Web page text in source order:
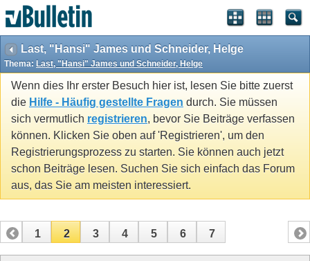
Last, "Hansi" James und Schneider, Helge
Thema: Last, "Hansi" James und Schneider, Helge
Wenn dies Ihr erster Besuch hier ist, lesen Sie bitte zuerst
die Hilfe - Häufig gestellte Fragen durch. Sie müssen
sich vermutlich registrieren, bevor Sie Beiträge verfassen
können. Klicken Sie oben auf 'Registrieren', um den
Registrierungsprozess zu starten. Sie können auch jetzt
schon Beiträge lesen. Suchen Sie sich einfach das Forum
aus, das Sie am meisten interessiert.
1 2 3 4 5 6 7